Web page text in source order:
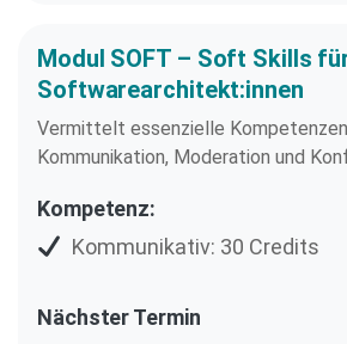
Modul SOFT – Soft Skills
Softwarearchitekt:innen
Vermittelt essenzielle
Kommunikation, Moderation und
Kompetenz:
Kommunikativ: 30 Credits
Nächster Termin